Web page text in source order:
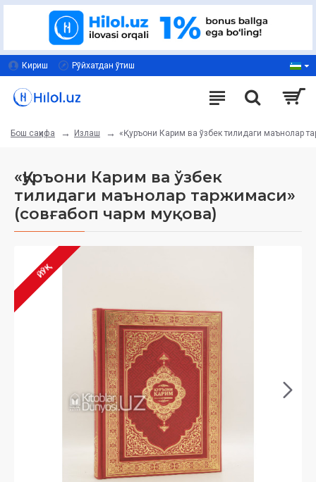
Кириш Рўйхатдан ўтиш
Бош саҳифа Излаш «Қуръони Карим ва ўзбек тилидаги маънолар
«Қуръони Карим ва ўзбек
тилидаги маънолар таржимаси»
(совғабоп чарм муқова)
ЙЎҚ